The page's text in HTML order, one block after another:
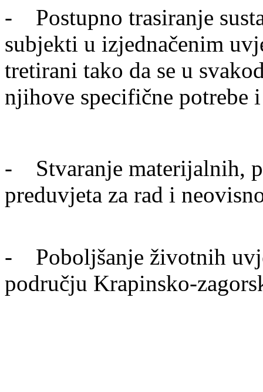
- Postupno trasiranje
subjekti u izjednačenim
tretirani tako da se u
njihove specifične potrebe
- Stvaranje materijalnih,
preduvjeta za rad i
- Poboljšanje životnih
području Krapinsko-